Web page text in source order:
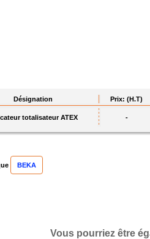
Désignation Prix: (H.T)
totalisateur ATEX -
BEKA
Vous pourriez être